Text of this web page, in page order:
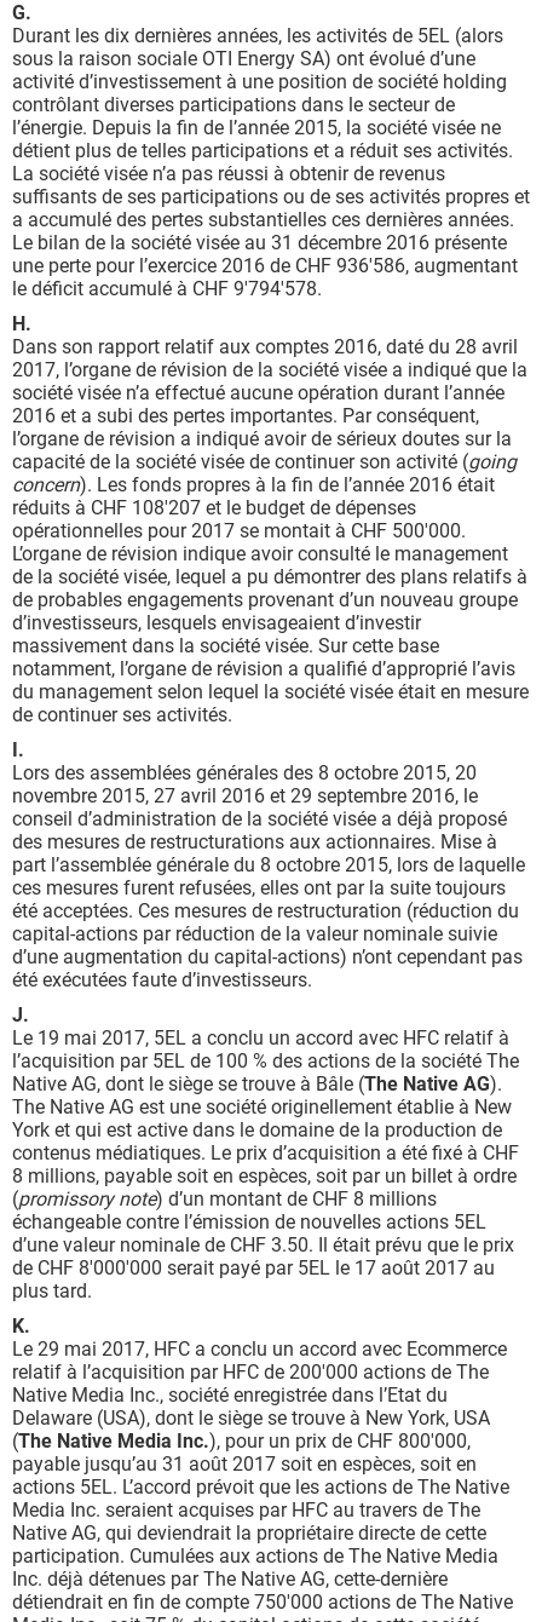
G.
Durant les dix dernières années, les activités de 5EL (alors
sous la raison sociale OTI Energy SA) ont évolué d’une
activité d’investissement à une position de société holding
contrôlant diverses participations dans le secteur de
l’énergie. Depuis la fin de l’année 2015, la société visée ne
détient plus de telles participations et a réduit ses activités.
La société visée n’a pas réussi à obtenir de revenus
suffisants de ses participations ou de ses activités propres et
a accumulé des pertes substantielles ces dernières années.
Le bilan de la société visée au 31 décembre 2016 présente
une perte pour l’exercice 2016 de CHF 936'586, augmentant
le déficit accumulé à CHF 9'794'578.
H.
Dans son rapport relatif aux comptes 2016, daté du 28 avril
2017, l’organe de révision de la société visée a indiqué que la
société visée n’a effectué aucune opération durant l’année
2016 et a subi des pertes importantes. Par conséquent,
l’organe de révision a indiqué avoir de sérieux doutes sur la
capacité de la société visée de continuer son activité (going
concern). Les fonds propres à la fin de l’année 2016 était
réduits à CHF 108'207 et le budget de dépenses
opérationnelles pour 2017 se montait à CHF 500'000.
L’organe de révision indique avoir consulté le management
de la société visée, lequel a pu démontrer des plans relatifs à
de probables engagements provenant d’un nouveau groupe
d’investisseurs, lesquels envisageaient d’investir
massivement dans la société visée. Sur cette base
notamment, l’organe de révision a qualifié d’approprié l’avis
du management selon lequel la société visée était en mesure
de continuer ses activités.
I.
Lors des assemblées générales des 8 octobre 2015, 20
novembre 2015, 27 avril 2016 et 29 septembre 2016, le
conseil d’administration de la société visée a déjà proposé
des mesures de restructurations aux actionnaires. Mise à
part l’assemblée générale du 8 octobre 2015, lors de laquelle
ces mesures furent refusées, elles ont par la suite toujours
été acceptées. Ces mesures de restructuration (réduction du
capital-actions par réduction de la valeur nominale suivie
d’une augmentation du capital-actions) n’ont cependant pas
été exécutées faute d’investisseurs.
J.
Le 19 mai 2017, 5EL a conclu un accord avec HFC relatif à
l’acquisition par 5EL de 100 % des actions de la société The
Native AG, dont le siège se trouve à Bâle (The Native AG).
The Native AG est une société originellement établie à New
York et qui est active dans le domaine de la production de
contenus médiatiques. Le prix d’acquisition a été fixé à CHF
8 millions, payable soit en espèces, soit par un billet à ordre
(promissory note) d’un montant de CHF 8 millions
échangeable contre l’émission de nouvelles actions 5EL
d’une valeur nominale de CHF 3.50. Il était prévu que le prix
de CHF 8'000'000 serait payé par 5EL le 17 août 2017 au
plus tard.
K.
Le 29 mai 2017, HFC a conclu un accord avec Ecommerce
relatif à l’acquisition par HFC de 200'000 actions de The
Native Media Inc., société enregistrée dans l’Etat du
Delaware (USA), dont le siège se trouve à New York, USA
(The Native Media Inc.), pour un prix de CHF 800'000,
payable jusqu’au 31 août 2017 soit en espèces, soit en
actions 5EL. L’accord prévoit que les actions de The Native
Media Inc. seraient acquises par HFC au travers de The
Native AG, qui deviendrait la propriétaire directe de cette
participation. Cumulées aux actions de The Native Media
Inc. déjà détenues par The Native AG, cette-dernière
détiendrait en fin de compte 750'000 actions de The Native